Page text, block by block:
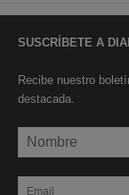
SUSCRÍBETE A
Recibe nuestro
destacada.